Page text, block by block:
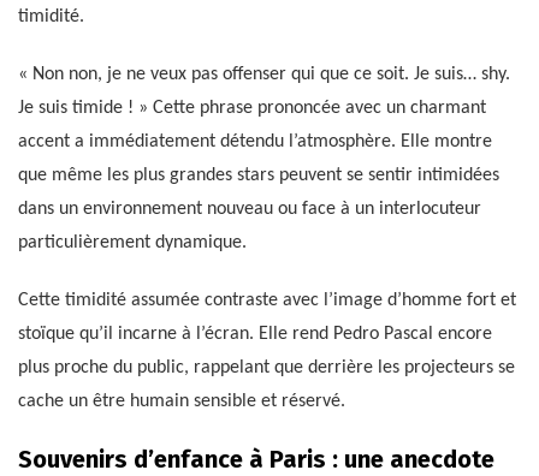
timidité.
« Non non, je ne veux pas offenser qui que ce soit. Je suis… shy.
Je suis timide ! » Cette phrase prononcée avec un charmant
accent a immédiatement détendu l’atmosphère. Elle montre
que même les plus grandes stars peuvent se sentir intimidées
dans un environnement nouveau ou face à un interlocuteur
particulièrement dynamique.
Cette timidité assumée contraste avec l’image d’homme fort et
stoïque qu’il incarne à l’écran. Elle rend Pedro Pascal encore
plus proche du public, rappelant que derrière les projecteurs se
cache un être humain sensible et réservé.
Souvenirs d’enfance à Paris : une anecdote